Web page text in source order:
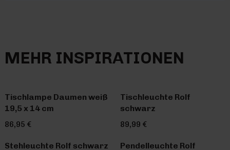
MEHR INSPIRATIONEN
Tischlampe Daumen weiß
19,5 x 14 cm
86,95 €
Tischleuchte Rolf
schwarz
89,99 €
Stehleuchte Rolf schwarz
Pendelleuchte Rolf